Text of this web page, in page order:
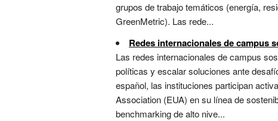
grupos de trabajo temáticos (energía,
GreenMetric). Las rede...
Redes internacionales de campus
Las redes internacionales de campus
políticas y escalar soluciones ante
español, las instituciones participan
Association (EUA) en su línea de
benchmarking de alto nive...